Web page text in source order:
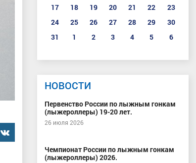
���������
17
18 19 20 21 22
23
24
25 26 27 28 29
30
31
1 2 3 4 5 6
НОВОСТИ
Первенство России по лыжным гонкам
(лыжероллеры) 19-20 лет.
26 июля 2026
Чемпионат России по лыжным гонкам
(лыжероллеры) 2026.